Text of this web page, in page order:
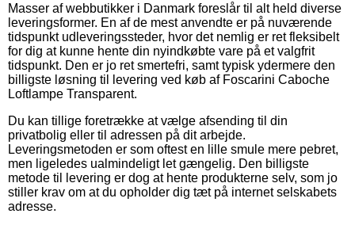
Masser af webbutikker i Danmark foreslår til alt held diverse
leveringsformer. En af de mest anvendte er på nuværende
tidspunkt udleveringssteder, hvor det nemlig er ret fleksibelt
for dig at kunne hente din nyindkøbte vare på et valgfrit
tidspunkt. Den er jo ret smertefri, samt typisk ydermere den
billigste løsning til levering ved køb af Foscarini Caboche
Loftlampe Transparent.
Du kan tillige foretrække at vælge afsending til din
privatbolig eller til adressen på dit arbejde.
Leveringsmetoden er som oftest en lille smule mere pebret,
men ligeledes ualmindeligt let gængelig. Den billigste
metode til levering er dog at hente produkterne selv, som jo
stiller krav om at du opholder dig tæt på internet selskabets
adresse.